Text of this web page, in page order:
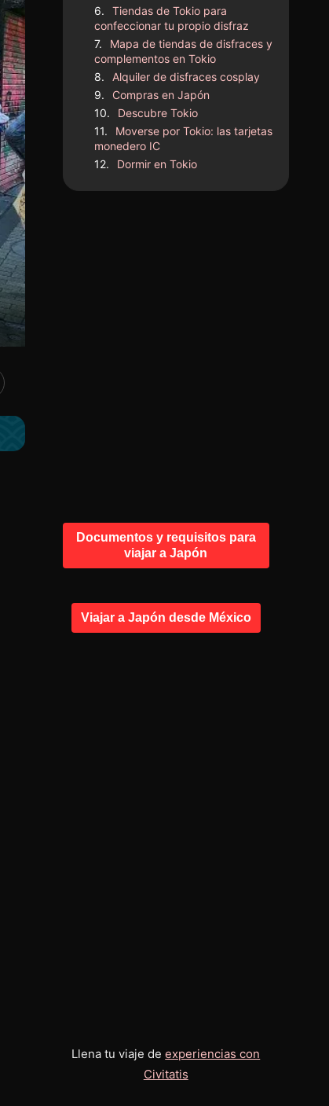
Tiendas de Tokio para
confeccionar tu propio disfraz
Mapa de tiendas de disfraces y
complementos en Tokio
Alquiler de disfraces cosplay
Compras en Japón
Descubre Tokio
Moverse por Tokio: las tarjetas
monedero IC
Dormir en Tokio
Documentos y requisitos para
viajar a Japón
Viajar a Japón desde México
Llena tu viaje deexperiencias con
Civitatis